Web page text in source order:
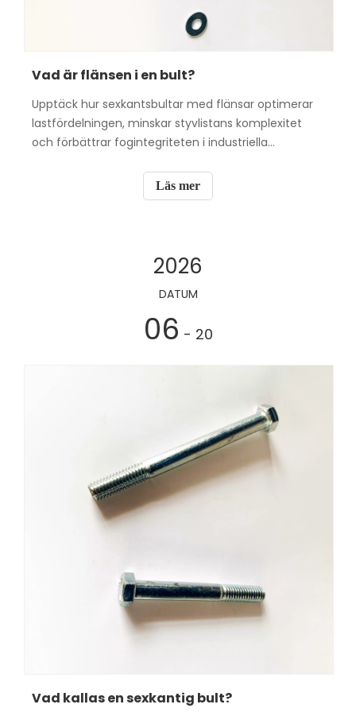
Vad är flänsen i en bult?
Upptäck hur sexkantsbultar med flänsar optimerar
lastfördelningen, minskar styvlistans komplexitet
och förbättrar fogintegriteten i industriella
Läs mer
2026
DATUM
06 - 20
Vad kallas en sexkantig bult?